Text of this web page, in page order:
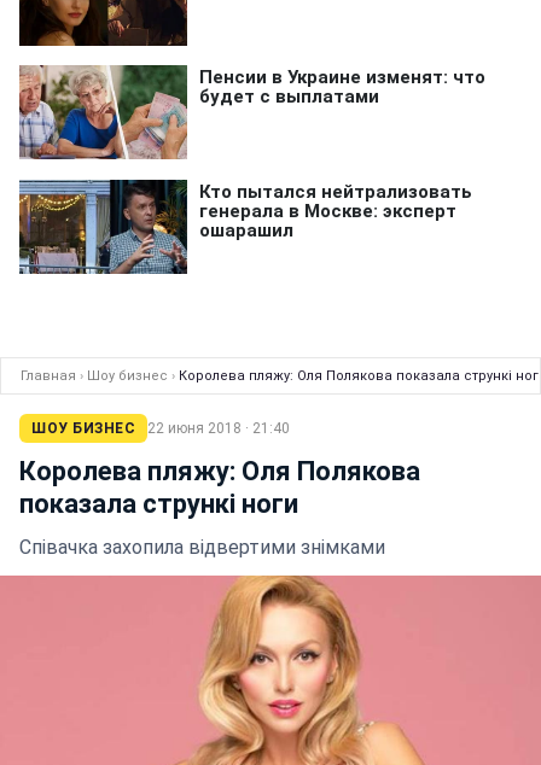
Главная › Шоу бизнес › Королева пляжу: Оля Полякова показала стрункі
ШОУ БИЗНЕС 22 июня 2018 · 21:40
Королева пляжу: Оля Полякова
показала стрункі ноги
Співачка захопила відвертими знімками